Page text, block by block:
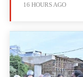
16 HOURS AGO